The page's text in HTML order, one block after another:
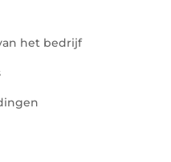
het bedrijf